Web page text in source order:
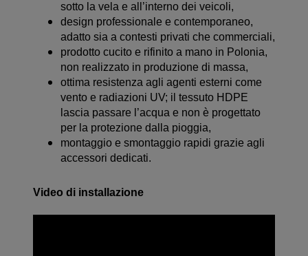
sotto la vela e all’interno dei veicoli,
design professionale e contemporaneo,
adatto sia a contesti privati che commerciali,
prodotto cucito e rifinito a mano in Polonia,
non realizzato in produzione di massa,
ottima resistenza agli agenti esterni come
vento e radiazioni UV; il tessuto HDPE
lascia passare l’acqua e non è progettato
per la protezione dalla pioggia,
montaggio e smontaggio rapidi grazie agli
accessori dedicati.
Video di installazione